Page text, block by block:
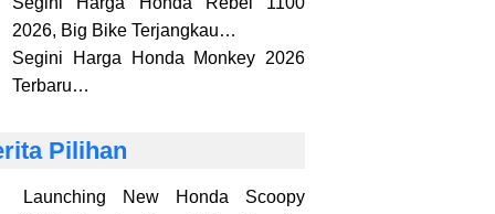
2026, Big Bike Terjangkau…
Segini Harga Honda Monkey 2026
Terbaru…
Pilihan
Launching New Honda Scoopy